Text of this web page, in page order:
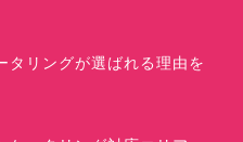
リングが選ばれる理由を